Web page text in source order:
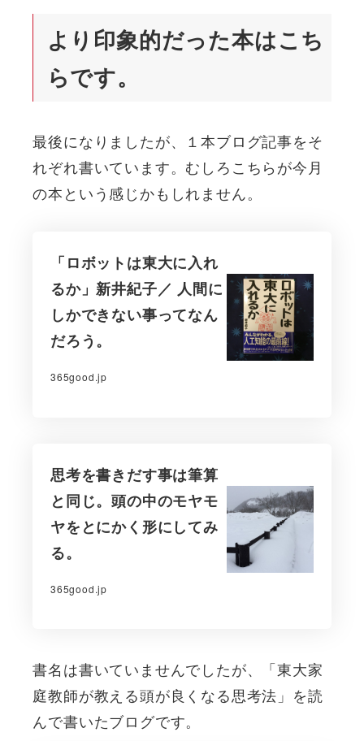
より印象的だった本はこち
らです。
最後になりましたが、１本ブログ記事をそ
れぞれ書いています。むしろこちらが今月
の本という感じかもしれません。
「ロボットは東大に入れ
るか」新井紀子／ 人間に
しかできない事ってなん
だろう。
365good.jp
思考を書きだす事は筆算
と同じ。頭の中のモヤモ
ヤをとにかく形にしてみ
る。
365good.jp
書名は書いていませんでしたが、「東大家
庭教師が教える頭が良くなる思考法」を読
んで書いたブログです。